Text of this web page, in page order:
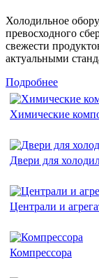
Холодильное
превосходного
свежести
актуальными
Подробнее
Химические
Двери для
Централи и
Компрессора